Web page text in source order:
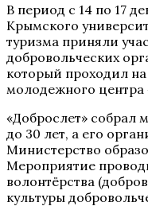
В период с 14 по 17
Крымского
туризма приняли
добровольческих
который проходил
молодежного центра
«Доброслет» собрал
до 30 лет, а его
Министерство
Мероприятие
волонтёрства
культуры